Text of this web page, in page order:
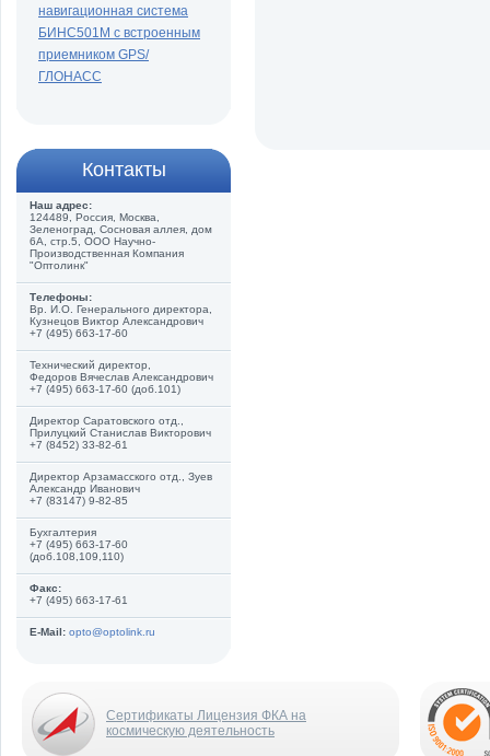
навигационная система
БИНС501М с встроенным
приемником GPS/
ГЛОНАСС
Контакты
Наш адрес:
124489, Россия, Москва,
Зеленоград, Сосновая аллея, дом
6А, стр.5, ООО Научно-
Производственная Компания
"Оптолинк"
Телефоны:
Вр. И.О. Генерального директора,
Кузнецов Виктор Александрович
+7 (495) 663-17-60
Технический директор,
Федоров Вячеслав Александрович
+7 (495) 663-17-60 (доб.101)
Директор Саратовского отд.,
Прилуцкий Станислав Викторович
+7 (8452) 33-82-61
Директор Арзамасского отд., Зуев
Александр Иванович
+7 (83147) 9-82-85
Бухгалтерия
+7 (495) 663-17-60
(доб.108,109,110)
Факс:
+7 (495) 663-17-61
E-Mail: opto@optolink.ru
Сертификаты Лицензия ФКА на
космическую деятельность